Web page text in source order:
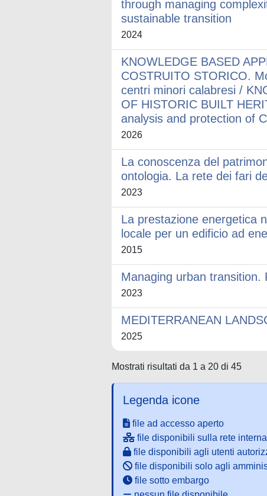
through managing
sustainable transition
2024
KNOWLEDGE BASED
COSTRUITO STORICO.
centri minori calabresi /
OF HISTORIC BUILT
analysis and protection of
2026
La conoscenza del
ontologia. La rete dei fari
2023
La prestazione energetica
locale per un edificio ad
2015
Managing urban transition.
2023
MEDITERRANEAN
2025
Mostrati risultati da 1 a 20 di 45
Legenda icone
file ad accesso aperto
file disponibili sulla rete interna
file disponibili agli utenti
file disponibili solo agli
file sotto embargo